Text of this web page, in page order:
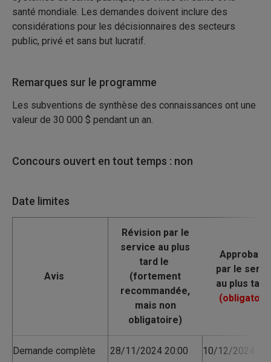
santé mondiale. Les demandes doivent inclure des
considérations pour les décisionnaires des secteurs
public, privé et sans but lucratif.
Remarques sur le programme
Les subventions de synthèse des connaissances ont une
valeur de 30 000 $ pendant un an.
Concours ouvert en tout temps : non
Date limites
Avis
Demande complète 28/11/2024 20:00 10/12/2024